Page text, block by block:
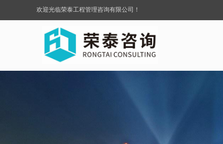
欢迎光临荣泰工程管理咨询有限公司！